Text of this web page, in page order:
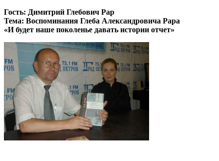
Гость: Димитрий Глебович Рар
Тема: Воспоминания Глеба Александровича Рара
«И будет наше поколенье давать истории отчет»